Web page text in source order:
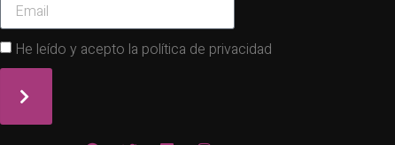
He leído y acepto la política de privacidad